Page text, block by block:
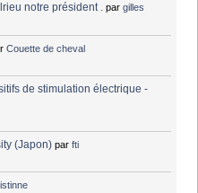
notre président . pargilles
Couette de cheval
de stimulation électrique -
(Japon) parfti